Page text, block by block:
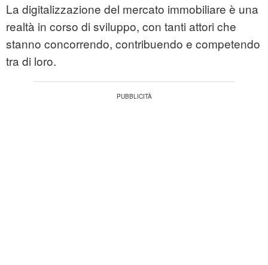
La digitalizzazione del mercato immobiliare è una
realtà in corso di sviluppo, con tanti attori che
stanno concorrendo, contribuendo e competendo
tra di loro.